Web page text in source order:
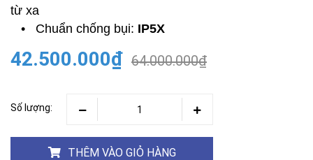
từ xa
• Chuẩn chống bụi: IP5X
42.500.000₫ 64.000.000₫
Số lượng:
THÊM VÀO GIỎ HÀNG